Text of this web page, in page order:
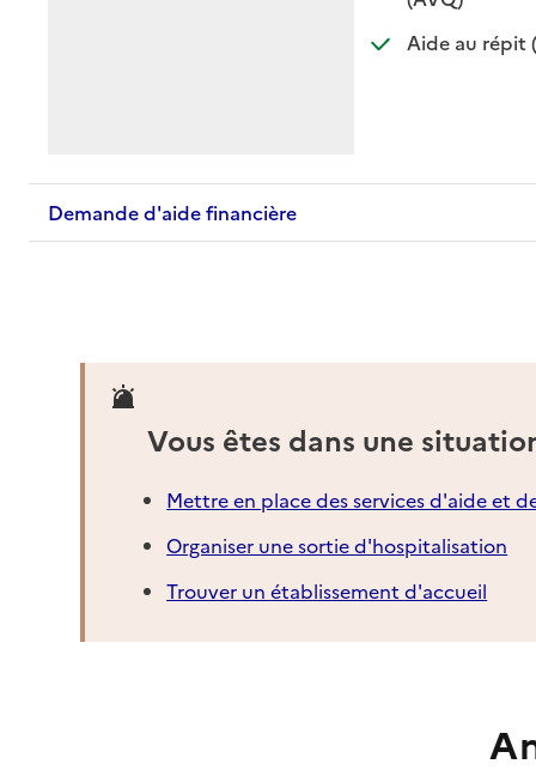
Aide au répit
Demande d'aide financière
Vous êtes dans une
Mettre en place des services d'aide et
Organiser une sortie d'hospitalisation
Trouver un établissement d'accueil